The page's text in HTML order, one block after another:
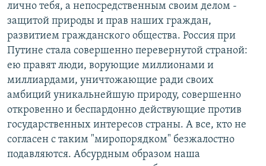
лично тебя, а непосредственным своим делом -
защитой природы и прав наших граждан,
развитием гражданского общества. Россия при
Путине стала совершенно перевернутой страной:
ею правят люди, ворующие миллионами и
миллиардами, уничтожающие ради своих
амбиций уникальнейшую природу, совершенно
откровенно и беспардонно действующие против
государственных интересов страны. А все, кто не
согласен с таким "миропорядком" безжалостно
подавляются. Абсурдным образом наша